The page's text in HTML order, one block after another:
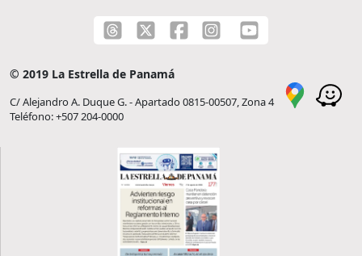
© 2019 La Estrella de Panamá
C/ Alejandro A. Duque G. - Apartado 0815-00507, Zona 4
Teléfono: +507 204-0000